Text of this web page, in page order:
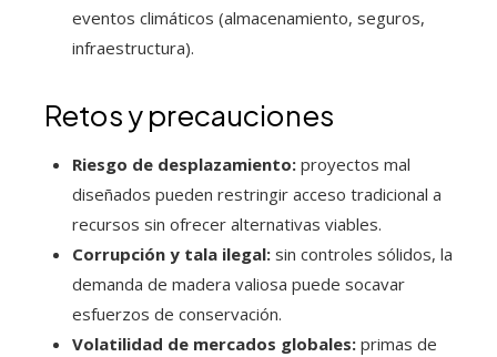
eventos climáticos (almacenamiento, seguros,
infraestructura).
Retos y precauciones
Riesgo de desplazamiento: proyectos mal
diseñados pueden restringir acceso tradicional a
recursos sin ofrecer alternativas viables.
Corrupción y tala ilegal: sin controles sólidos, la
demanda de madera valiosa puede socavar
esfuerzos de conservación.
Volatilidad de mercados globales: primas de